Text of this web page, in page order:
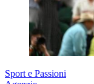
Sport e Passioni